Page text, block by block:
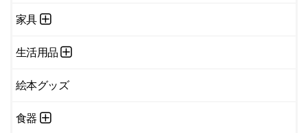
家具
生活用品
絵本グッズ
食器